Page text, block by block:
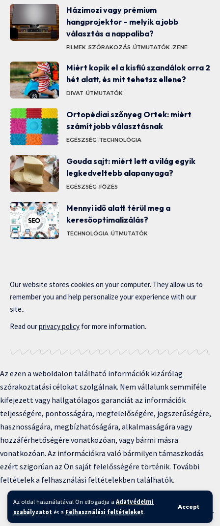
Az oldal használatával Ön elfogadja a Adatvédelmi
szabályzatot és a Felhasználási feltételeket.
Accept
Házimozi vagy prémium
hangprojektor – melyik a jobb
választás a nappaliba?
FILMEK SZÓRAKOZÁS ÚTMUTATÓK ZENE
Miért kopik el a kisfiú szandálok orra 2
hét alatt, és mit tehetsz ellene?
DIVAT ÚTMUTATÓK
Ortopédiai szőnyeg Ortek: miért
számít jobb választásnak
EGÉSZSÉG TECHNOLÓGIA
Gouda sajt: miért lett a világ egyik
legkedveltebb alapanyaga?
EGÉSZSÉG FŐZÉS
Mennyi idő alatt térül meg a
keresőoptimalizálás?
TECHNOLÓGIA ÚTMUTATÓK
Our website stores cookies on your computer. They allow us to
remember you and help personalize your experience with our
site..
Read ourprivacy policy for more information.
Az ezen a weboldalon található információk kizárólag
szórakoztatási célokat szolgálnak. Nem vállalunk semmiféle
kifejezett vagy hallgatólagos garanciát az információk
teljességére, pontosságára, megfelelőségére, jogszerűségére,
hasznosságára, megbízhatóságára, alkalmasságára vagy
hozzáférhetőségére vonatkozóan, vagy bármi másra
vonatkozóan. Az információkra való bármilyen támaszkodás
ezért szigorúan az Ön saját felelősségére történik. További
feltételek a felhasználási feltételekben találhatók.
Copyright © 2025 BFKH.hu
Felhasználási feltételek –Adatvédelmi irányelvek – Kapcsolat –